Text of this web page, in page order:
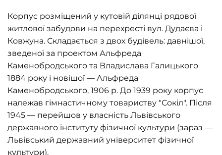
Корпус розміщений у кутовій ділянці рядової
житлової забудови на перехресті вул. Дудаєва і
Ковжуна. Складається з двох будівель: давнішої,
зведеної за проектом Альфреда
Каменобродського та Владислава Галицького
1884 року і новішої — Альфреда
Каменобродського, 1906 р. До 1939 року корпус
належав гімнастичному товариству "Сокіл". Після
1945 — перейшов у власність Львівського
державного інституту фізичної культури (зараз —
Львівський державний університет фізичної
культури).